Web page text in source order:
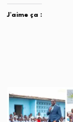
J’aime ça :